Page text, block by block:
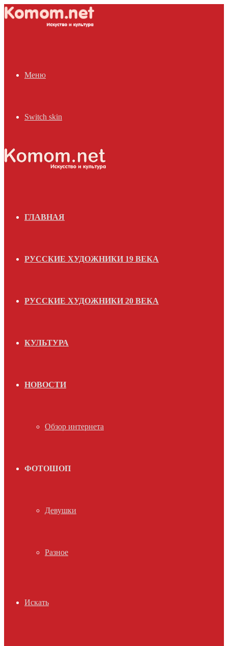
Меню
Switch skin
ГЛАВНАЯ
РУССКИЕ ХУДОЖНИКИ 19 ВЕКА
РУССКИЕ ХУДОЖНИКИ 20 ВЕКА
КУЛЬТУРА
НОВОСТИ
Обзор интернета
ФОТОШОП
Девушки
Разное
Искать